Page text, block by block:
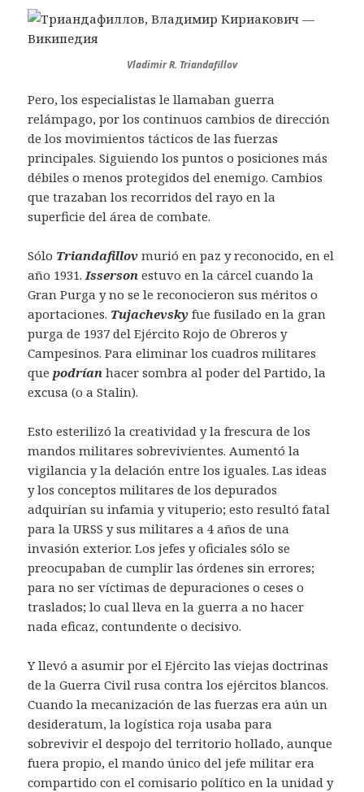
Vladimir R. Triandafillov
Pero, los especialistas le llamaban guerra
relámpago, por los continuos cambios de dirección
de los movimientos tácticos de las fuerzas
principales. Siguiendo los puntos o posiciones más
débiles o menos protegidos del enemigo. Cambios
que trazaban los recorridos del rayo en la
superficie del área de combate.
Sólo Triandafillov murió en paz y reconocido, en el
año 1931.Isserson estuvo en la cárcel cuando la
Gran Purga y no se le reconocieron sus méritos o
aportaciones. Tujachevsky fue fusilado en la gran
purga de 1937 del Ejército Rojo de Obreros y
Campesinos. Para eliminar los cuadros militares
quepodrían hacer sombra al poder del Partido, la
excusa (o a Stalin).
Esto esterilizó la creatividad y la frescura de los
mandos militares sobrevivientes. Aumentó la
vigilancia y la delación entre los iguales. Las ideas
y los conceptos militares de los depurados
adquirían su infamia y vituperio; esto resultó fatal
para la URSS y sus militares a 4 años de una
invasión exterior. Los jefes y oficiales sólo se
preocupaban de cumplir las órdenes sin errores;
para no ser víctimas de depuraciones o ceses o
traslados; lo cual lleva en la guerra a no hacer
nada eficaz, contundente o decisivo.
Y llevó a asumir por el Ejército las viejas doctrinas
de la Guerra Civil rusa contra los ejércitos blancos.
Cuando la mecanización de las fuerzas era aún un
desideratum, la logística roja usaba para
sobrevivir el despojo del territorio hollado, aunque
fuera propio, el mando único del jefe militar era
compartido con el comisario político en la unidad y